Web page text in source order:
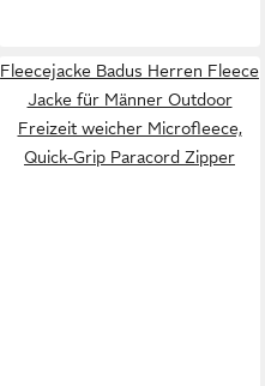
Fleecejacke Badus Herren Fleece
Jacke für Männer Outdoor
Freizeit weicher Microfleece,
Quick-Grip Paracord Zipper